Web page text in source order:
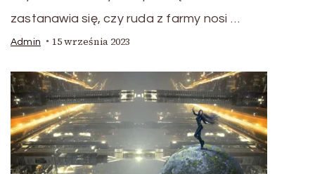
zastanawia się, czy ruda z farmy nosi …
Admin 15 września 2023